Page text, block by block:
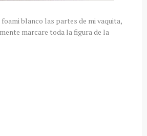
blanco las partes de mi vaquita,
marcare toda la figura de la